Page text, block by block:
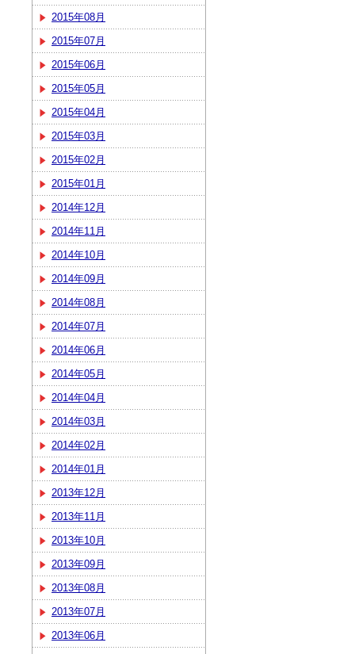
2015年08月
2015年07月
2015年06月
2015年05月
2015年04月
2015年03月
2015年02月
2015年01月
2014年12月
2014年11月
2014年10月
2014年09月
2014年08月
2014年07月
2014年06月
2014年05月
2014年04月
2014年03月
2014年02月
2014年01月
2013年12月
2013年11月
2013年10月
2013年09月
2013年08月
2013年07月
2013年06月